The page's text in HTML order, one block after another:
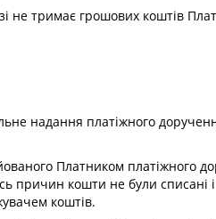
не тримає грошових коштів
надання платіжного
Платником платіжного
причин кошти не були
коштів.